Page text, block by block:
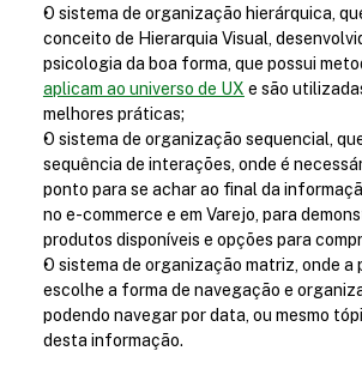
O sistema de organização hierárquica,
conceito de Hierarquia Visual,
psicologia da boa forma, que possui
aplicam ao universo de UX e são
melhores práticas;
O sistema de organização sequencial,
sequência de interações, onde é
ponto para se achar ao final da
no e-commerce e em Varejo, para
produtos disponíveis e opções para
O sistema de organização matriz, onde a
escolhe a forma de navegação e
podendo navegar por data, ou mesmo
desta informação.